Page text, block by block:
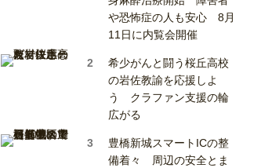
や恐怖症の人も安心 8月
11日に内覧会開催
希少がんと闘う桜丘高校
の岩佐教諭を応援しよ
う クラファン支援の輪
広がる
豊橋新城スマートICの整
備着々 周辺の安全とま